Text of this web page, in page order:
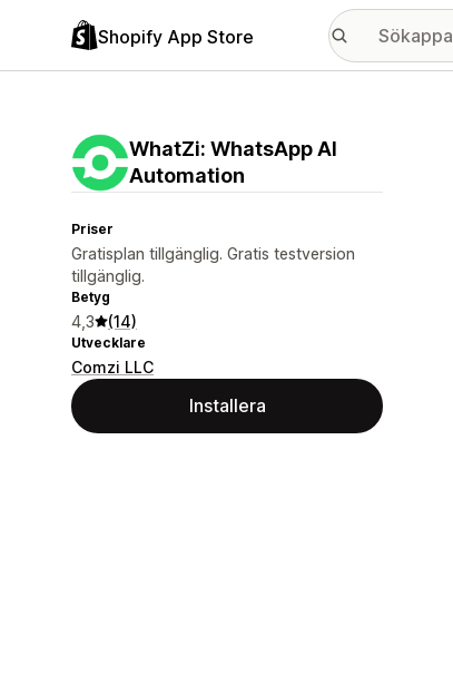
Shopify App Store
WhatZi: WhatsApp AI
Automation
Priser
Gratisplan tillgänglig. Gratis testversion
tillgänglig.
Betyg
4,3 (14)
Utvecklare
Comzi LLC
Installera